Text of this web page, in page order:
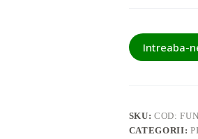
Intreaba-
SKU:COD:
CATEGORII: